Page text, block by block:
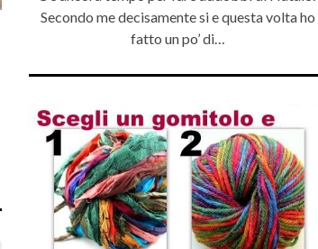
Secondo me decisamente si e questa volta ho
fatto un po’ di…